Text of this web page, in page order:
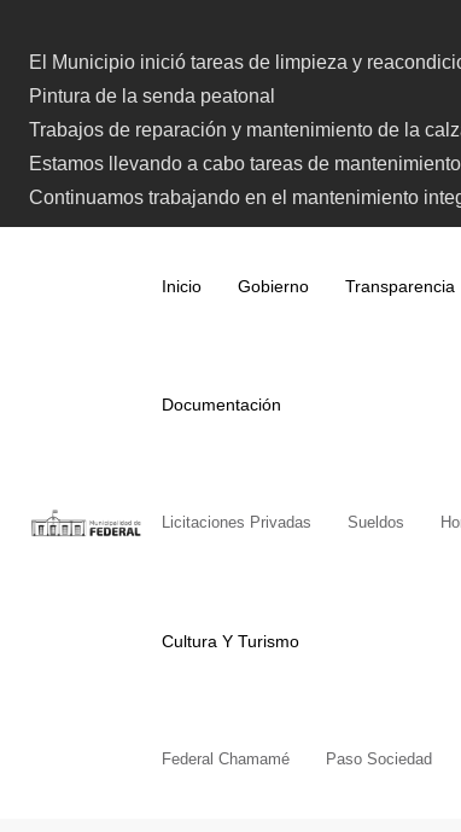
El Municipio inició tareas de limpieza y
Pintura de la senda peatonal
Trabajos de reparación y mantenimiento de la
Estamos llevando a cabo tareas de
Continuamos trabajando en el mantenimiento
Inicio Gobierno Transparencia
Documentación
Licitaciones Privadas Sueldos
Cultura Y Turismo
Federal Chamamé Paso Sociedad